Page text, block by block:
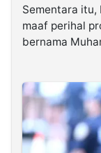
Sementara itu,
maaf perihal
bernama